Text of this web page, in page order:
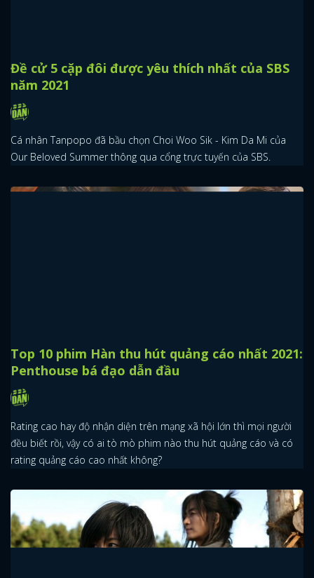
Đề cử 5 cặp đôi được yêu thích nhất của SBS
năm 2021
Cá nhân Tanpopo đã bầu chọn Choi Woo Sik - Kim Da Mi của
Our Beloved Summer thông qua cổng trực tuyến của SBS.
Top 10 phim Hàn thu hút quảng cáo nhất 2021:
Penthouse bá đạo dẫn đầu
Rating cao hay độ nhận diện trên mạng xã hội lớn thì mọi người
đều biết rồi, vậy có ai tò mò phim nào thu hút quảng cáo và có
rating quảng cáo cao nhất không?